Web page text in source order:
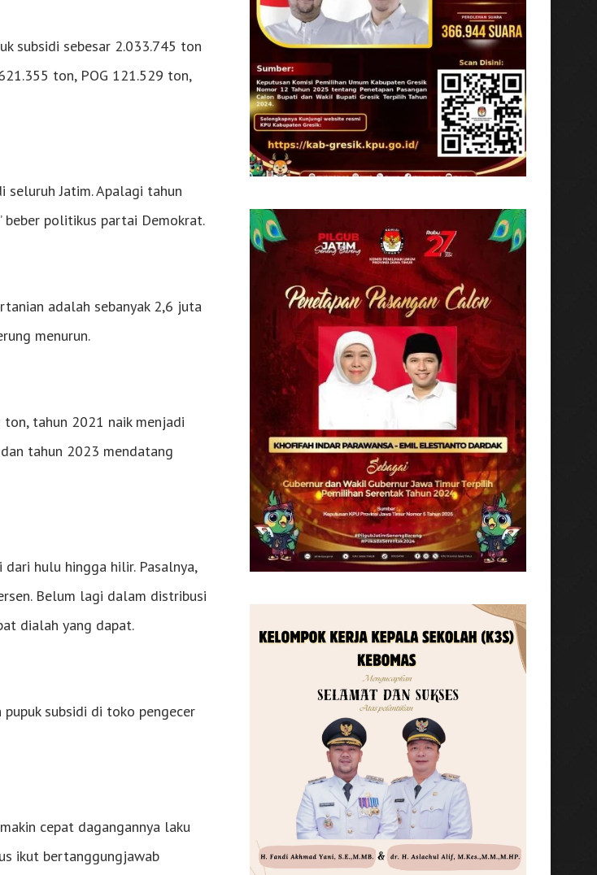
subsidi sebesar 2.033.745 ton
ton, POG 121.529 ton,
seluruh Jatim. Apalagi tahun
beber politikus partai Demokrat.
adalah sebanyak 2,6 juta
menurun.
ton, tahun 2021 naik menjadi
tahun 2023 mendatang
hulu hingga hilir. Pasalnya,
Belum lagi dalam distribusi
dialah yang dapat.
subsidi di toko pengecer
cepat dagangannya laku
ikut bertanggungjawab